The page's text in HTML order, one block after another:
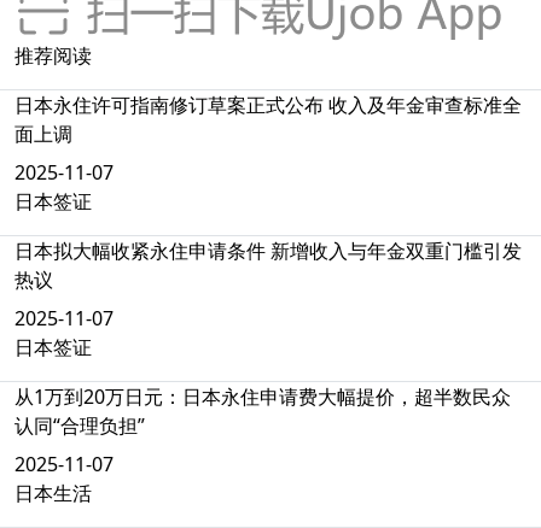
推荐阅读
日本永住许可指南修订草案正式公布 收入及年金审查标准全
面上调
2025-11-07
日本签证
日本拟大幅收紧永住申请条件 新增收入与年金双重门槛引发
热议
2025-11-07
日本签证
从1万到20万日元：日本永住申请费大幅提价，超半数民众
认同“合理负担”
2025-11-07
日本生活